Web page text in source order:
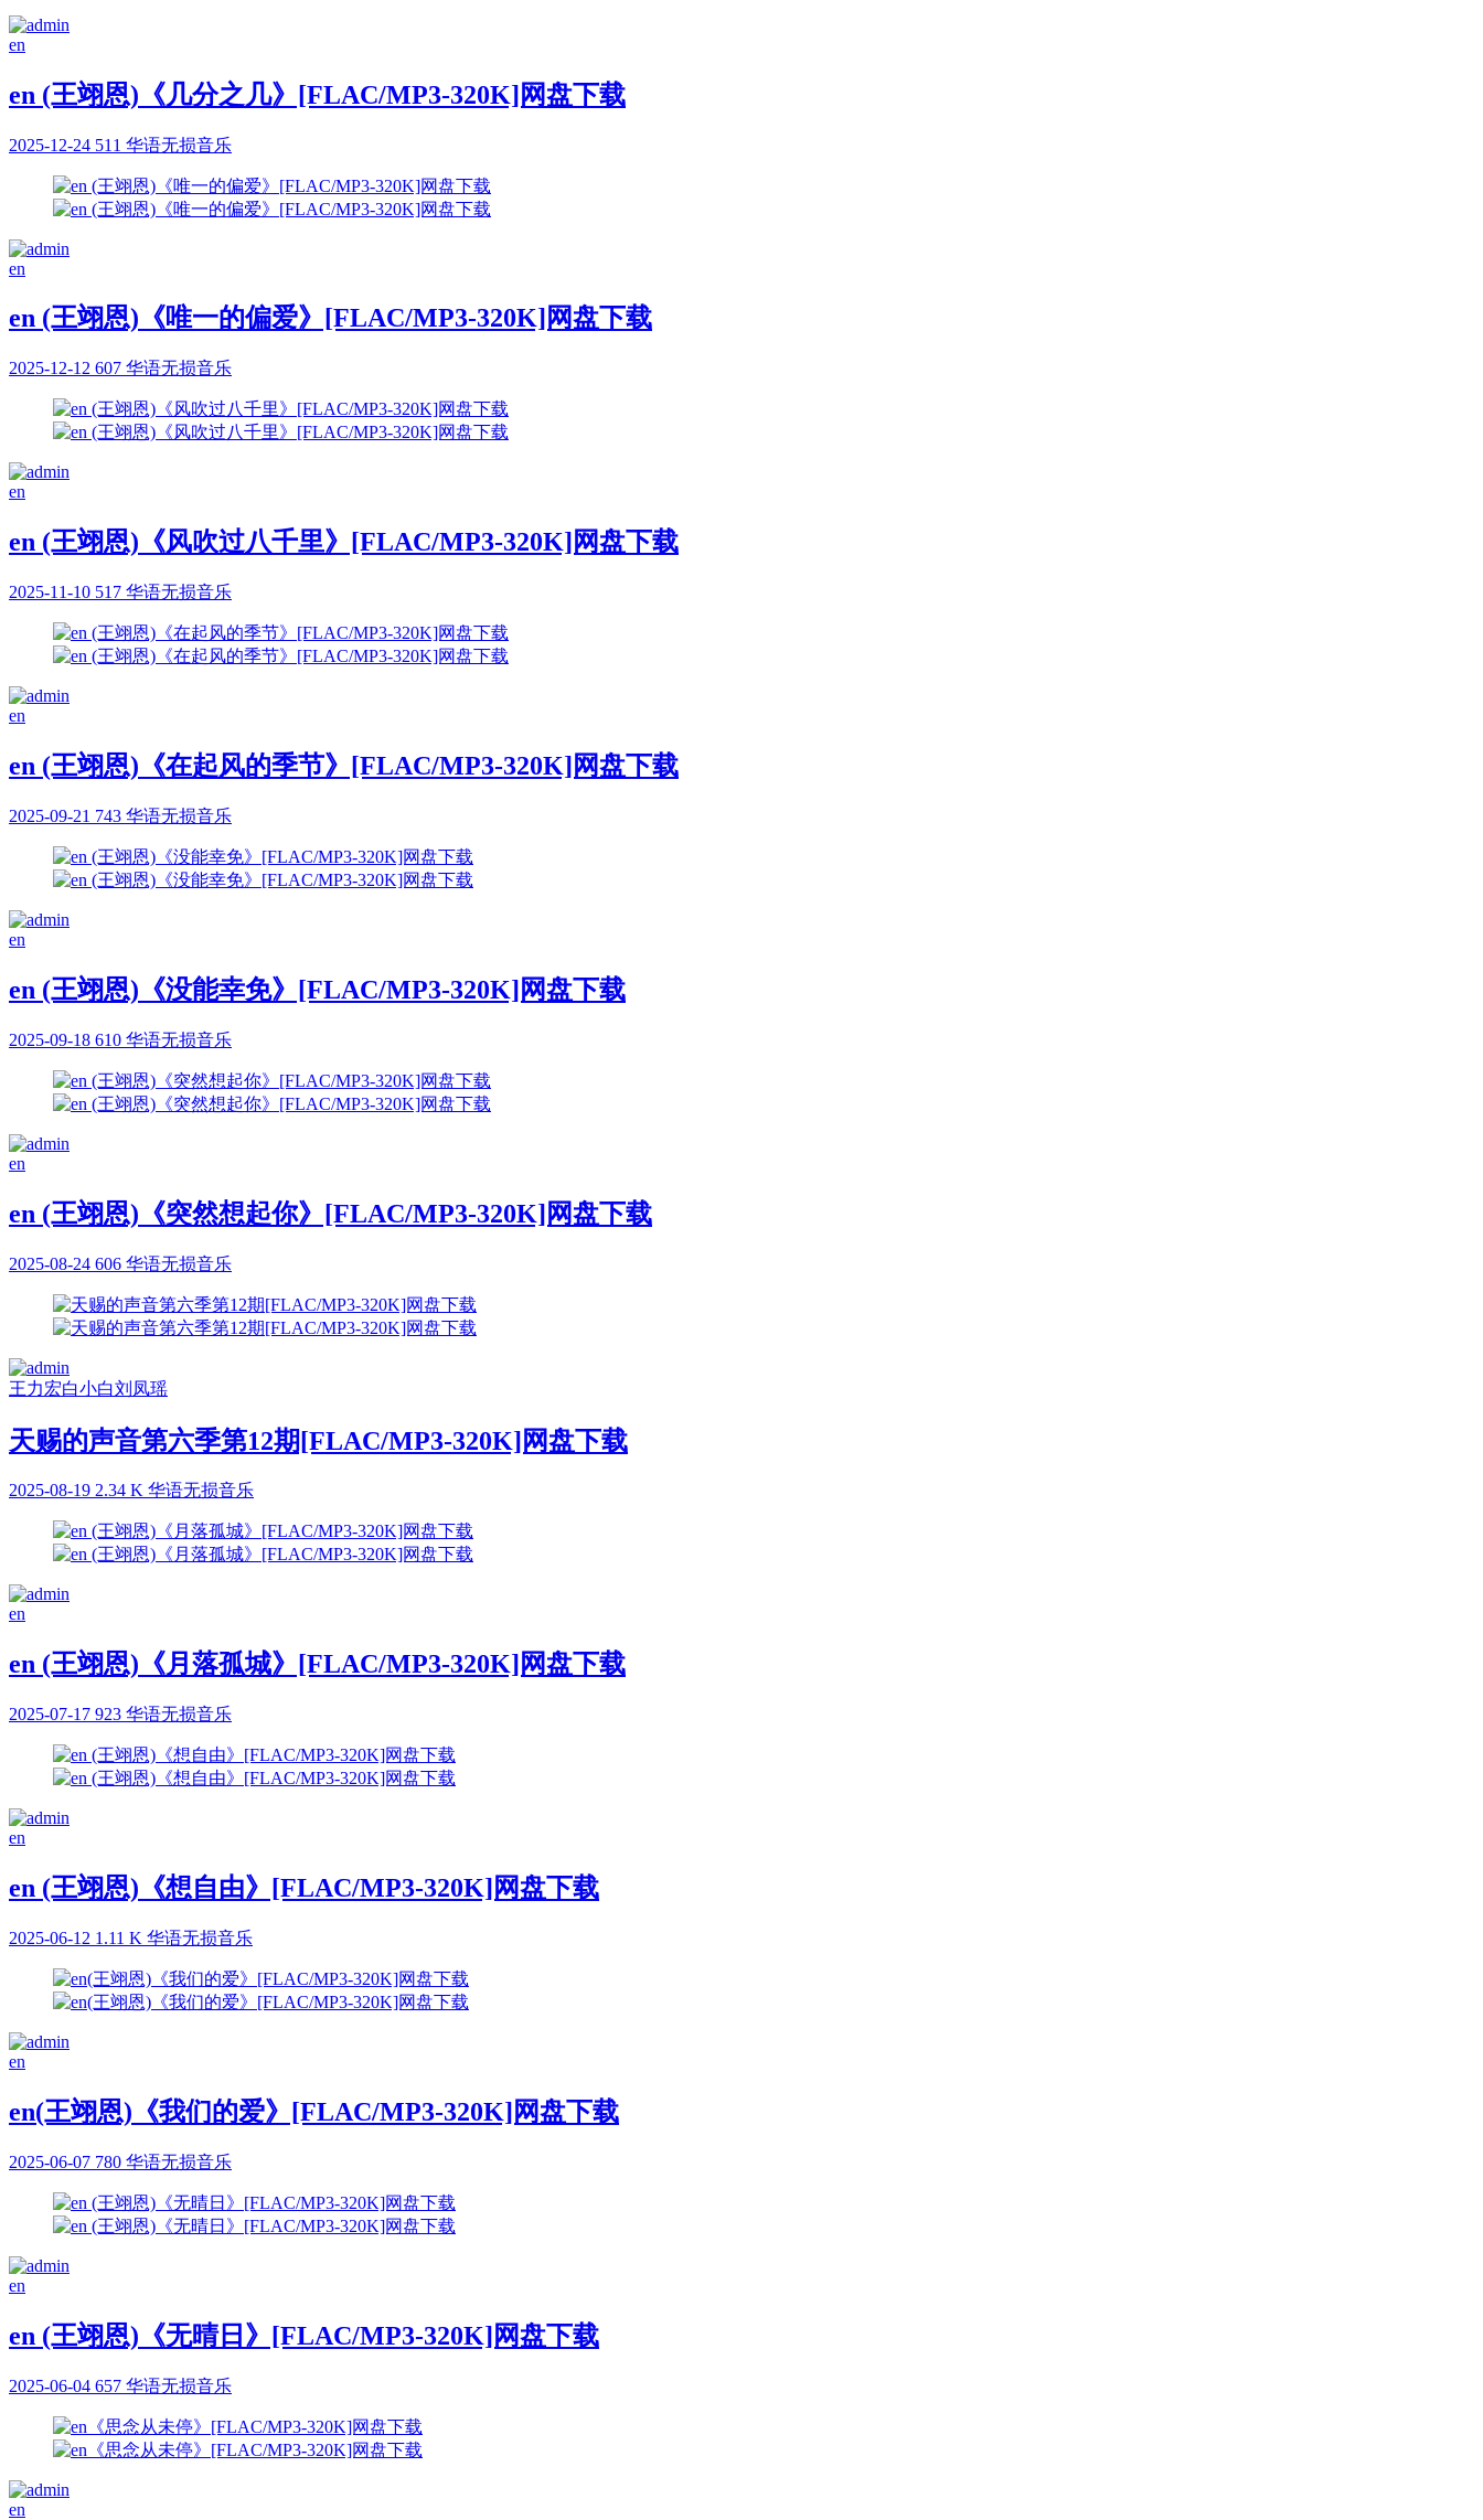
en
en (王翊恩)《几分之几》[FLAC/MP3-320K]网盘下载
2025-12-24 511 华语无损音乐
en
en (王翊恩)《唯一的偏爱》[FLAC/MP3-320K]网盘下载
2025-12-12 607 华语无损音乐
en
en (王翊恩)《风吹过八千里》[FLAC/MP3-320K]网盘下载
2025-11-10 517 华语无损音乐
en
en (王翊恩)《在起风的季节》[FLAC/MP3-320K]网盘下载
2025-09-21 743 华语无损音乐
en
en (王翊恩)《没能幸免》[FLAC/MP3-320K]网盘下载
2025-09-18 610 华语无损音乐
en
en (王翊恩)《突然想起你》[FLAC/MP3-320K]网盘下载
2025-08-24 606 华语无损音乐
王力宏白小白刘凤瑶
天赐的声音第六季第12期[FLAC/MP3-320K]网盘下载
2025-08-19 2.34 K 华语无损音乐
en
en (王翊恩)《月落孤城》[FLAC/MP3-320K]网盘下载
2025-07-17 923 华语无损音乐
en
en (王翊恩)《想自由》[FLAC/MP3-320K]网盘下载
2025-06-12 1.11 K 华语无损音乐
en
en(王翊恩)《我们的爱》[FLAC/MP3-320K]网盘下载
2025-06-07 780 华语无损音乐
en
en (王翊恩)《无晴日》[FLAC/MP3-320K]网盘下载
2025-06-04 657 华语无损音乐
en